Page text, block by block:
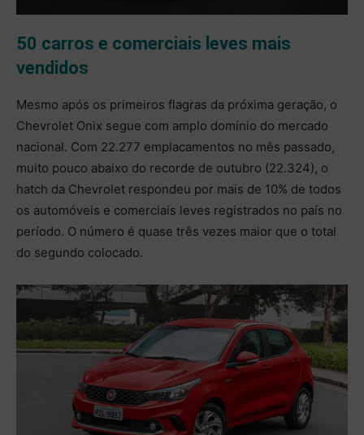
50 carros e comerciais leves mais
vendidos
Mesmo após os primeiros flagras da próxima geração, o
Chevrolet Onix segue com amplo domínio do mercado
nacional. Com 22.277 emplacamentos no mês passado,
muito pouco abaixo do recorde de outubro (22.324), o
hatch da Chevrolet respondeu por mais de 10% de todos
os automóveis e comerciais leves registrados no país no
período. O número é quase três vezes maior que o total
do segundo colocado.